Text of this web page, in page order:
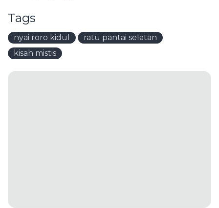
Tags
nyai roro kidul
ratu pantai selatan
kisah mistis